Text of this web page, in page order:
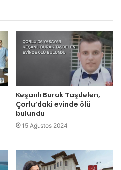
Keşanlı Burak Taşdelen,
Çorlu’daki evinde ölü
bulundu
15 Ağustos 2024